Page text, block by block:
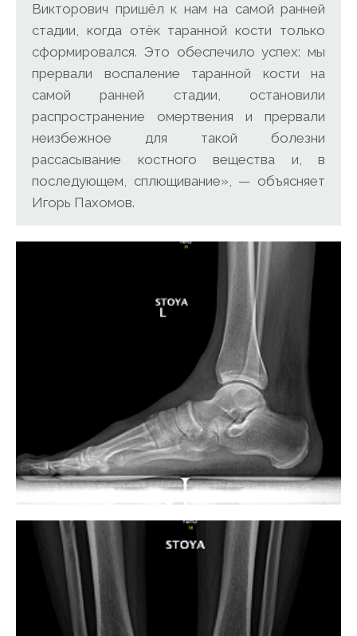
Викторович пришёл к нам на самой ранней
стадии, когда отёк таранной кости только
сформировался. Это обеспечило успех: мы
прервали воспаление таранной кости на
самой ранней стадии, остановили
распространение омертвения и прервали
неизбежное для такой болезни
рассасывание костного вещества и, в
последующем, сплющивание», — объясняет
Игорь Пахомов.